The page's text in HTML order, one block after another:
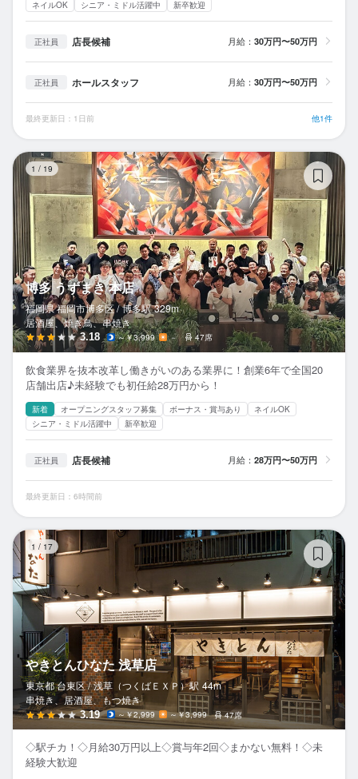
ネイルOK
シニア・ミドル活躍中 新卒歓迎
正社員 店長候補 月給： 30万円〜50万円
正社員 ホールスタッフ 月給： 30万円〜50万円
最終更新日：1日前 他1件
1 / 19
博多 うずまき 本店
福岡県 福岡市博多区 / 博多駅 329m
居酒屋、焼き鳥、串焼き
3.18 ～￥3,999 － 47席
飲食業界を抜本改革し働きがいのある業界に！創業6年で全国20
店舗出店♪未経験でも初任給28万円から！
新着 オープニングスタッフ募集 ボーナス・賞与あり
ネイルOK
シニア・ミドル活躍中
新卒歓迎
正社員 店長候補 月給： 28万円〜50万円
最終更新日：6時間前
1 / 17
やきとんひなた 浅草店
東京都 台東区 / 浅草（つくばＥＸＰ）駅 44m
串焼き、居酒屋、もつ焼き
3.19 ～￥2,999 ～￥3,999 47席
◇駅チカ！◇月給30万円以上◇賞与年2回◇まかない無料！◇未
経験大歓迎